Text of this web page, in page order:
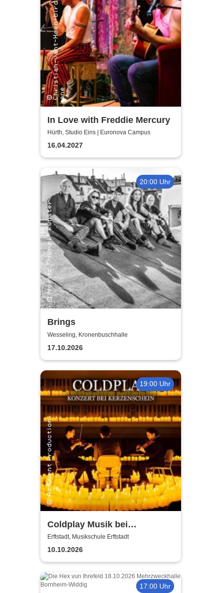
In Love with Freddie Mercury
Hürth, Studio Eins | Euronova Campus
16.04.2027
20:00 Uhr
Brings
Wesseling, Kronenbuschhalle
17.10.2026
19:00 Uhr
Coldplay Musik bei
Kerzenschein
Erftstadt, Musikschule Erftstadt
10.10.2026
17:00 Uhr